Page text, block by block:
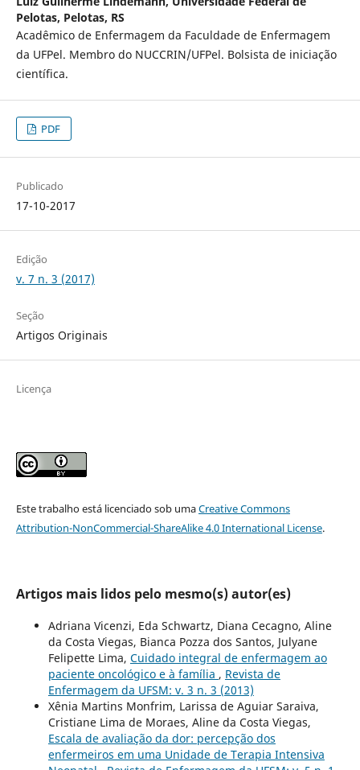
Pelotas, Pelotas, RS
Acadêmico de Enfermagem da Faculdade de Enfermagem
da UFPel. Membro do NUCCRIN/UFPel. Bolsista de iniciação
científica.
PDF
Publicado
17-10-2017
Edição
v. 7 n. 3 (2017)
Seção
Artigos Originais
Licença
Este trabalho está licenciado sob umaCreative Commons
Attribution-NonCommercial-ShareAlike 4.0 International License.
Artigos mais lidos pelo mesmo(s) autor(es)
Adriana Vicenzi, Eda Schwartz, Diana Cecagno, Aline
da Costa Viegas, Bianca Pozza dos Santos, Julyane
Felipette Lima, Cuidado integral de enfermagem ao
paciente oncológico e à família , Revista de
Enfermagem da UFSM: v. 3 n. 3 (2013)
Xênia Martins Monfrim, Larissa de Aguiar Saraiva,
Cristiane Lima de Moraes, Aline da Costa Viegas,
Escala de avaliação da dor: percepção dos
enfermeiros em uma Unidade de Terapia Intensiva